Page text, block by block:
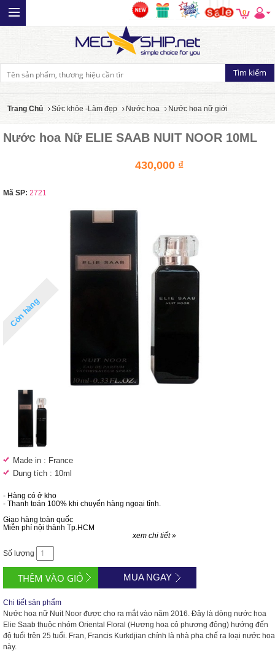
0
Trang Chủ Sức khỏe -Làm đẹp Nước hoa Nước hoa nữ giới
Nước hoa Nữ ELIE SAAB NUIT NOOR 10ML
430,000 ₫
Mã SP: 2721
Còn hàng
Made in : France
Dung tích : 10ml
- Hàng có ở kho
- Thanh toán 100% khi chuyển hàng ngoại tỉnh.
Giao hàng toàn quốc
Miễn phí nội thành Tp.HCM
xem chi tiết »
Số lượng
MUA NGAY
Chi tiết sản phẩm
Nước hoa nữ Nuit Noor được cho ra mắt vào năm 2016. Đây là dòng nước hoa
Elie Saab thuộc nhóm Oriental Floral (Hương hoa cỏ phương đông) hướng đến
độ tuổi trên 25 tuổi. Fran, Francis Kurkdjian chính là nhà pha chế ra loại nước hoa
này.